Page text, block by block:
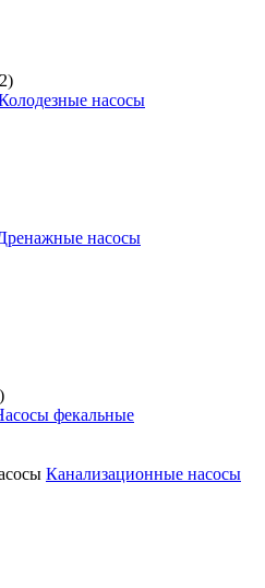
насосы
насосы
фекальные
Канализационные насосы